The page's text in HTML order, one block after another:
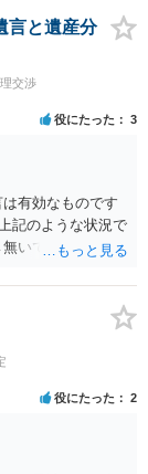
。言と遺産分
交渉
役にたった 3
有効なものです
記のような状況で
いです。 ・分割
妥当とは言えない
かに、分割を拒否
は、遺産はいら
ててもいらない
りません。
役にたった 2